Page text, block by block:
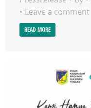
Leave a comment
READ MORE